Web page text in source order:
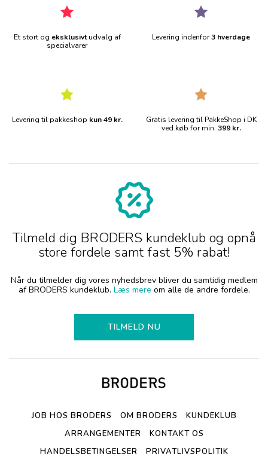
Et stort og eksklusivtudvalg af
specialvarer
Levering indenfor3 hverdage
Levering til pakkeshop kun 49 kr.
Gratis levering til PakkeShop i DK
ved køb for min. 399 kr.
Tilmeld dig BRODERS kundeklub og opnå
store fordele samt fast 5% rabat!
Når du tilmelder dig vores nyhedsbrev bliver du samtidig medlem
af BRODERS kundeklub. Læs mere om alle de andre fordele.
TILMELD NU
JOB HOS BRODERS OM BRODERS
KUNDEKLUB
ARRANGEMENTER
KONTAKT OS
HANDELSBETINGELSER
PRIVATLIVSPOLITIK